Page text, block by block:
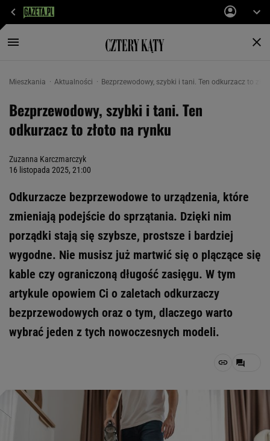
Mieszkania Aktualności Bezprzewodowy, szybki i tani. Ten odkurzacz to
Bezprzewodowy, szybki i tani. Ten
odkurzacz to złoto na rynku
Zuzanna Karczmarczyk
16 listopada 2025, 21:00
Odkurzacze bezprzewodowe to urządzenia, które
zmieniają podejście do sprzątania. Dzięki nim
porządki stają się szybsze, prostsze i bardziej
wygodne. Nie musisz już martwić się o plączące się
kable czy ograniczoną długość zasięgu. W tym
artykule opowiem Ci o zaletach odkurzaczy
bezprzewodowych oraz o tym, dlaczego warto
wybrać jeden z tych nowoczesnych modeli.